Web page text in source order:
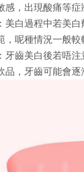
感，出現酸痛等症
美白過程中若美
，呢種情況一般較
牙齒美白後若唔
品，牙齒可能會逐